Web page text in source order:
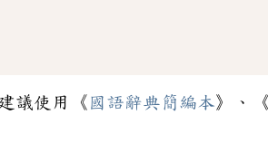
議使用《 國語辭典簡編本》、《